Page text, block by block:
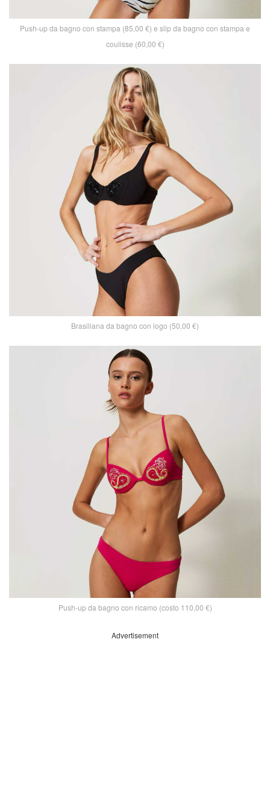
Push-up da bagno con stampa (85,00 €) e slip da bagno con stampa e
coulisse (60,00 €)
Brasiliana da bagno con logo (50,00 €)
Push-up da bagno con ricamo (costo 110,00 €)
Advertisement